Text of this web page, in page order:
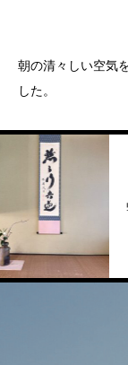
朝の清々しい空気
した。
蝋